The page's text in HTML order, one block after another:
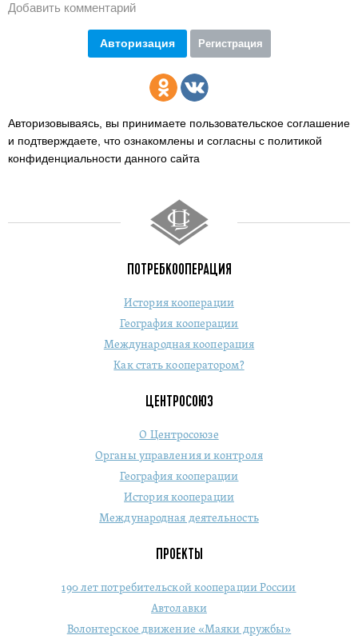
Добавить комментарий
Авторизация Регистрация
Авторизовываясь, вы принимаете пользовательское соглашение
и подтверждаете, что ознакомлены и согласны с политикой
конфиденциальности данного сайта
ПОТРЕБКООПЕРАЦИЯ
История кооперации
География кооперации
Международная кооперация
Как стать кооператором?
ЦЕНТРОСОЮЗ
О Центросоюзе
Органы управления и контроля
География кооперации
История кооперации
Международная деятельность
ПРОЕКТЫ
190 лет потребительской кооперации России
Автолавки
Волонтерское движение «Маяки дружбы»